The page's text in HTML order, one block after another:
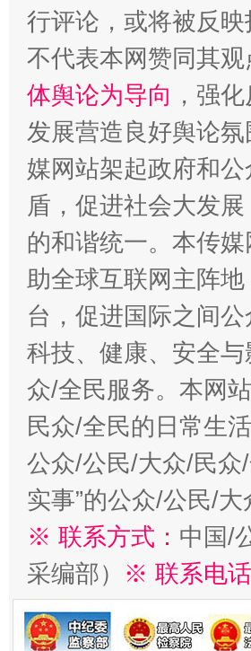
招工难、用工荒背后
行评论，或将被反
不代表本网赞同其
体舆论为导向 ，强
发展营造良好舆论
媒网站架起政府和
盾，促进社会大发
的和谐统一。本传
助全球互联网主阵
台，促进国际之间
科技、健康、安全
众/全民服务。本网
民众/全民的日常生
公众/公民/大众/民众
实事”的公众/公民/
※ 联系方式： 中国/
采编部） ※ 联系电话